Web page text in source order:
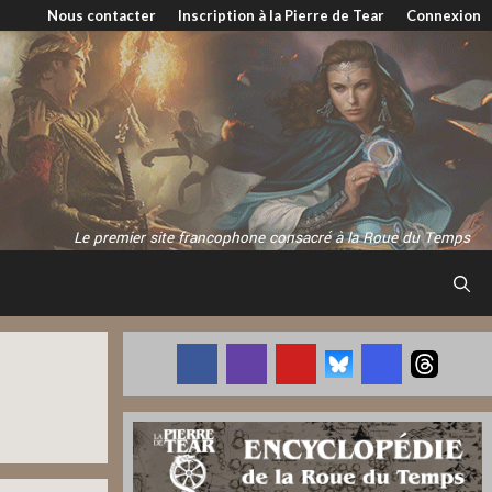
Nous contacter Inscription à la Pierre de Tear Connexion
Le premier site francophone consacré à la Roue du Temps